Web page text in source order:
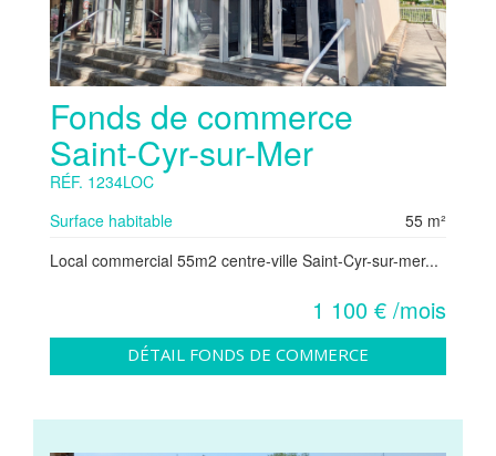
Fonds de commerce
Saint-Cyr-sur-Mer
RÉF. 1234LOC
Surface habitable
55 m²
Local commercial 55m2 centre-ville Saint-Cyr-sur-mer...
1 100 € /mois
DÉTAIL FONDS DE COMMERCE